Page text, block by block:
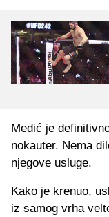
Medić je
nokauter. Nema
njegove usluge.
Kako je krenuo,
iz samog vrha